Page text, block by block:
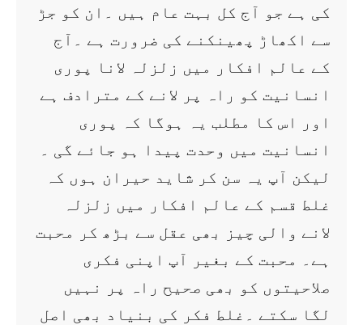
کی ہے جو آج کل بہت عام ہیں ۔ان کو جڑ
سے اکھاڑ پھینکنے کی ضرورت ہے ۔آج
کے عالم افکار میں زلزلہ لانا پوری
انسانیت کو راہ پر لانے کے مترادف ہے
اور اس کا مطلب یہ ہوگا کہ پوری
انسانیت میں وحدت پیدا ہو جائے گی ۔
لیکن آپ یہ سن کر شاید حیران ہوں کہ
غلط قسم کے عالم افکار میں زلزلہ
لانے والی چیز بھی عقل سے بڑھ کر محبت
ہے۔ محبت کے بغیر آپ اپنی فکری
صلاحیتوں کو بھی صحیح راہ پر نہیں
لگا سکتے ۔غلط فکر کی بنیاد بھی اصل